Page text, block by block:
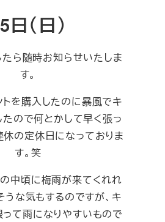
日（日）
ら随時お知らせいたしま
す。
を購入したのに暴風でキ
ので何とかして早く張っ
の定休日になっておりま
す。笑
中頃に梅雨が来てくれれ
な気もするのですが、キ
て雨になりやすいもので